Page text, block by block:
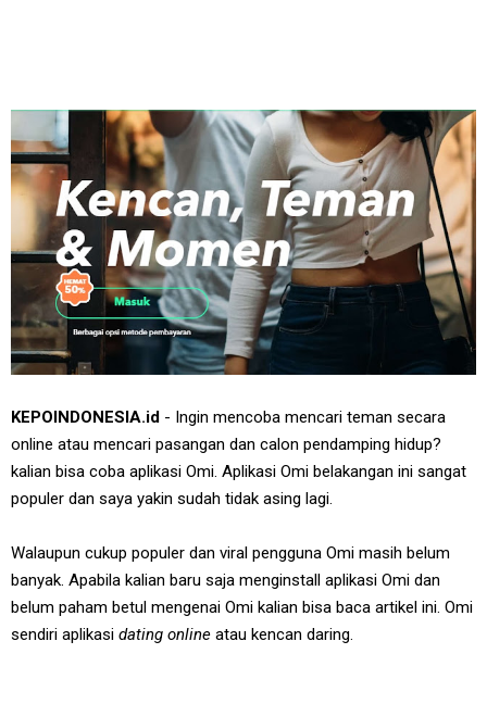
KEPOINDONESIA.id - Ingin mencoba mencari teman secara
online atau mencari pasangan dan calon pendamping hidup?
kalian bisa coba aplikasi Omi. Aplikasi Omi belakangan ini sangat
populer dan saya yakin sudah tidak asing lagi.
Walaupun cukup populer dan viral pengguna Omi masih belum
banyak. Apabila kalian baru saja menginstall aplikasi Omi dan
belum paham betul mengenai Omi kalian bisa baca artikel ini. Omi
sendiri aplikasi dating online atau kencan daring.